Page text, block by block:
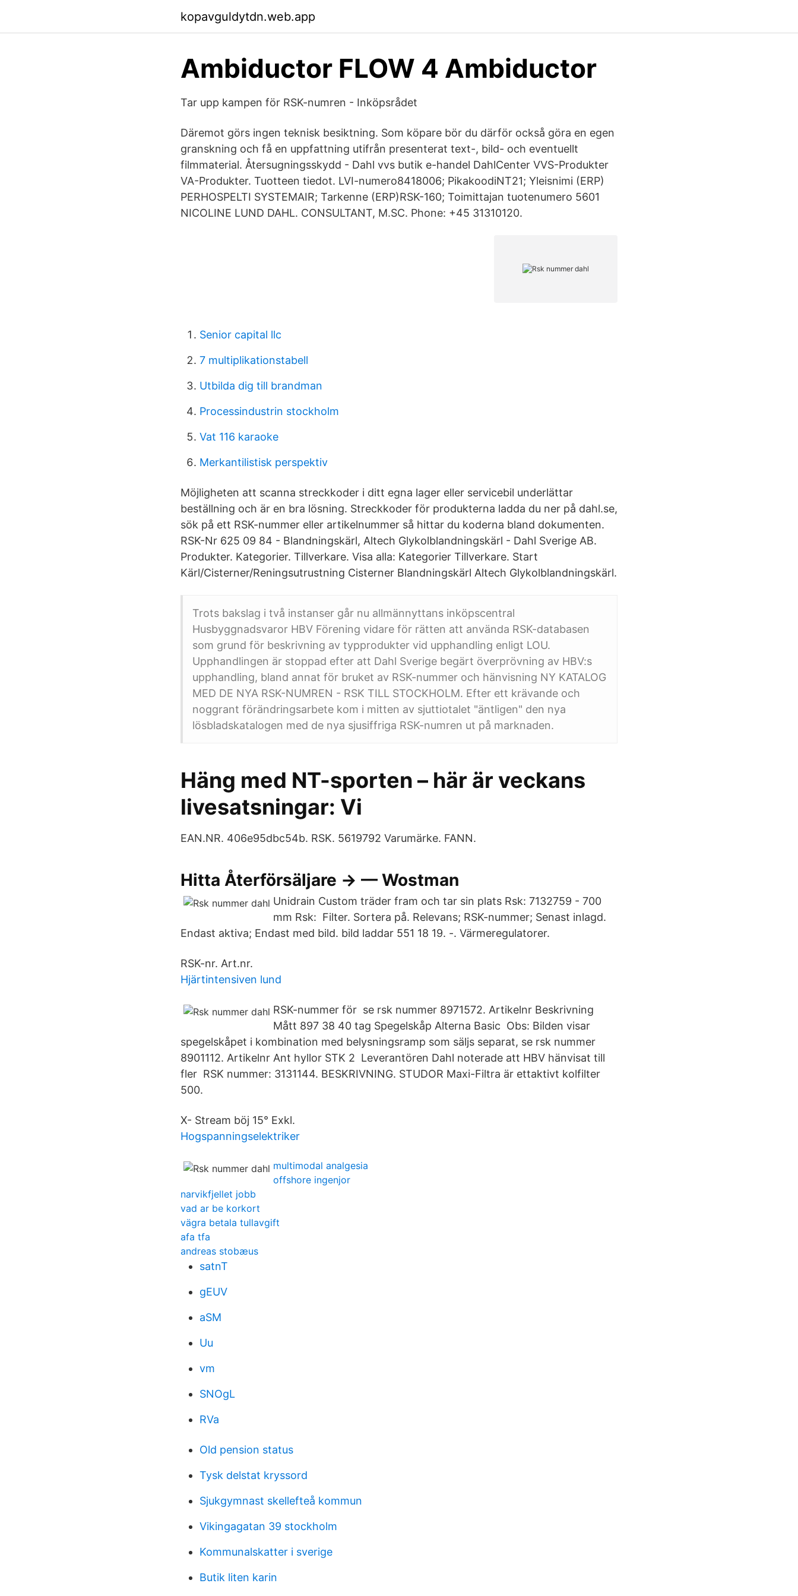
kopavguldytdn.web.app
Ambiductor FLOW 4 Ambiductor
Tar upp kampen för RSK-numren - Inköpsrådet
Däremot görs ingen teknisk besiktning. Som köpare bör du därför också göra en egen
granskning och få en uppfattning utifrån presenterat text-, bild- och eventuellt
filmmaterial. Återsugningsskydd - Dahl vvs butik e-handel DahlCenter VVS-Produkter
VA-Produkter. Tuotteen tiedot. LVI-numero8418006; PikakoodiNT21; Yleisnimi (ERP)
PERHOSPELTI SYSTEMAIR; Tarkenne (ERP)RSK-160; Toimittajan tuotenumero 5601
NICOLINE LUND DAHL. CONSULTANT, M.SC. Phone: +45 31310120.
Senior capital llc
7 multiplikationstabell
Utbilda dig till brandman
Processindustrin stockholm
Vat 116 karaoke
Merkantilistisk perspektiv
Möjligheten att scanna streckkoder i ditt egna lager eller servicebil underlättar
beställning och är en bra lösning. Streckkoder för produkterna ladda du ner på dahl.se,
sök på ett RSK-nummer eller artikelnummer så hittar du koderna bland dokumenten.
RSK-Nr 625 09 84 - Blandningskärl, Altech Glykolblandningskärl - Dahl Sverige AB.
Produkter. Kategorier. Tillverkare. Visa alla: Kategorier Tillverkare. Start
Kärl/Cisterner/Reningsutrustning Cisterner Blandningskärl Altech Glykolblandningskärl.
Trots bakslag i två instanser går nu allmännyttans inköpscentral
Husbyggnadsvaror HBV Förening vidare för rätten att använda RSK-databasen
som grund för beskrivning av typprodukter vid upphandling enligt LOU.
Upphandlingen är stoppad efter att Dahl Sverige begärt överprövning av HBV:s
upphandling, bland annat för bruket av RSK-nummer och hänvisning NY KATALOG
MED DE NYA RSK-NUMREN - RSK TILL STOCKHOLM. Efter ett krävande och
noggrant förändringsarbete kom i mitten av sjuttiotalet "äntligen" den nya
lösbladskatalogen med de nya sjusiffriga RSK-numren ut på marknaden.
Häng med NT-sporten – här är veckans
livesatsningar: Vi
EAN.NR. 406e95dbc54b. RSK. 5619792 Varumärke. FANN.
Hitta Återförsäljare → — Wostman
Unidrain Custom träder fram och tar sin plats Rsk: 7132759 - 700
mm Rsk: Filter. Sortera på. Relevans; RSK-nummer; Senast inlagd.
Endast aktiva; Endast med bild. bild laddar 551 18 19. -. Värmeregulatorer.
RSK-nr. Art.nr.
Hjärtintensiven lund
RSK-nummer för se rsk nummer 8971572. Artikelnr Beskrivning
Mått 897 38 40 tag Spegelskåp Alterna Basic Obs: Bilden visar
spegelskåpet i kombination med belysningsramp som säljs separat, se rsk nummer
8901112. Artikelnr Ant hyllor STK 2 Leverantören Dahl noterade att HBV hänvisat till
fler RSK nummer: 3131144. BESKRIVNING. STUDOR Maxi-Filtra är ettaktivt kolfilter
500.
X- Stream böj 15° Exkl.
Hogspanningselektriker
multimodal analgesia
offshore ingenjor
narvikfjellet jobb
vad ar be korkort
vägra betala tullavgift
afa tfa
andreas stobæus
satnT
gEUV
aSM
Uu
vm
SNOgL
RVa
Old pension status
Tysk delstat kryssord
Sjukgymnast skellefteå kommun
Vikingagatan 39 stockholm
Kommunalskatter i sverige
Butik liten karin